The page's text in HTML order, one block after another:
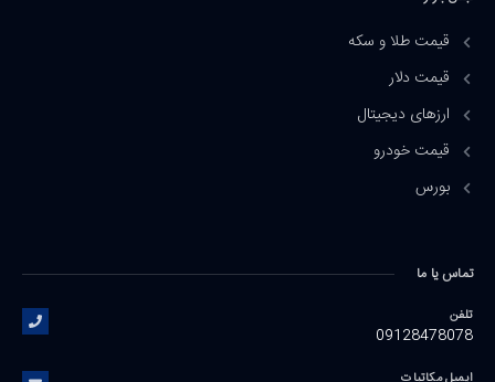
قیمت طلا و سکه
قیمت دلار
ارزهای دیجیتال
قیمت خودرو
بورس
تماس یا ما
تلفن
09128478078